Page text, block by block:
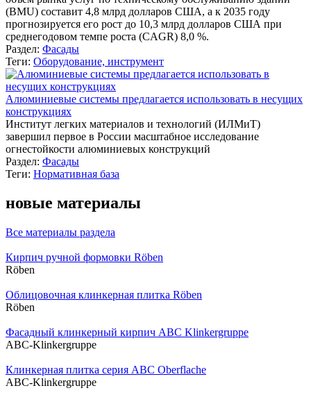
(BMU) составит 4,8 млрд долларов США, а к 2035 году
прогнозируется его рост до 10,3 млрд долларов США при
среднегодовом темпе роста (CAGR) 8,0 %.
Раздел: Фасады
Теги: Оборудование, инструмент
Алюминиевые системы предлагается использовать в несущих
конструкциях
Институт легких материалов и технологий (ИЛМиТ)
завершил первое в России масштабное исследование
огнестойкости алюминиевых конструкций
Раздел: Фасады
Теги: Нормативная база
новые материалы
Все материалы раздела
Кирпич ручной формовки Röben
Röben
Облицовочная клинкерная плитка Röben
Röben
Фасадный клинкерный кирпич ABC Klinkergruppe
ABC-Klinkergruppe
Клинкерная плитка серия ABC Oberflache
ABC-Klinkergruppe